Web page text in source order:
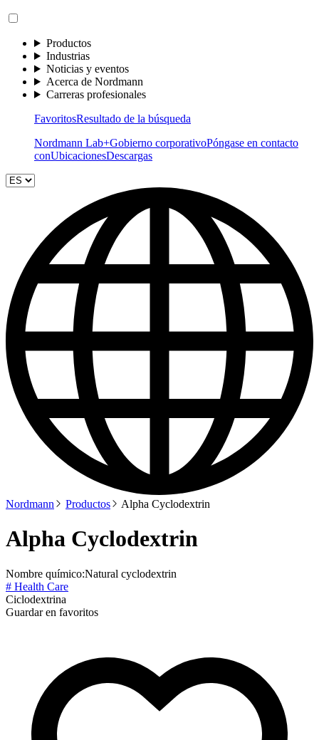
Productos
Industrias
Noticias y eventos
Acerca de Nordmann
Carreras profesionales
FavoritosResultado de la búsqueda
Nordmann Lab+Gobierno corporativoPóngase en contacto
conUbicacionesDescargas
Nordmann Productos Alpha Cyclodextrin
Alpha Cyclodextrin
Nombre químico:Natural cyclodextrin
# Health Care
Ciclodextrina
Guardar en favoritos